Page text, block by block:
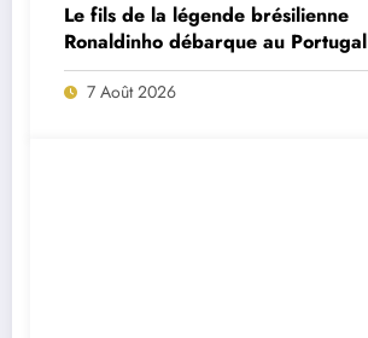
Le fils de la légende brésilienne
Ronaldinho débarque au Portugal
7 Août 2026